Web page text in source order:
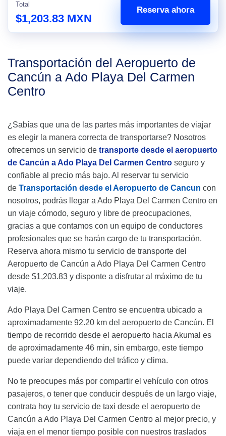
Total
$1,203.83 MXN
Reserva ahora
Transportación del Aeropuerto de
Cancún a Ado Playa Del Carmen
Centro
¿Sabías que una de las partes más importantes de viajar
es elegir la manera correcta de transportarse? Nosotros
ofrecemos un servicio de transporte desde el aeropuerto
de Cancún a Ado Playa Del Carmen Centro seguro y
confiable al precio más bajo. Al reservar tu servicio
de Transportación desde el Aeropuerto de Cancun con
nosotros, podrás llegar a Ado Playa Del Carmen Centro en
un viaje cómodo, seguro y libre de preocupaciones,
gracias a que contamos con un equipo de conductores
profesionales que se harán cargo de tu transportación.
Reserva ahora mismo tu servicio de transporte del
Aeropuerto de Cancún a Ado Playa Del Carmen Centro
desde $1,203.83 y disponte a disfrutar al máximo de tu
viaje.
Ado Playa Del Carmen Centro se encuentra ubicado a
aproximadamente 92.20 km del aeropuerto de Cancún. El
tiempo de recorrido desde el aeropuerto hacia Akumal es
de aproximadamente 46 min, sin embargo, este tiempo
puede variar dependiendo del tráfico y clima.
No te preocupes más por compartir el vehículo con otros
pasajeros, o tener que conducir después de un largo viaje,
contrata hoy tu servicio de taxi desde el aeropuerto de
Cancún a Ado Playa Del Carmen Centro al mejor precio, y
viaja en el menor tiempo posible con nuestros traslados